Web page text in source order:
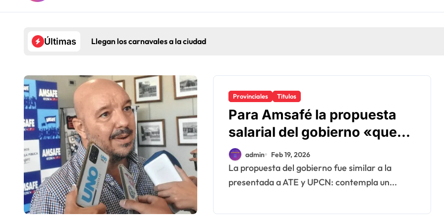
Últimas Llegan los carnavales a la ciudad
Provinciales Titulos
Para Amsafé la propuesta
salarial del gobierno «queda
corta» y el viernes define si
la acepta o rechaza
admin Feb 19, 2026
La propuesta del gobierno fue similar a la
presentada a ATE y UPCN: contempla un...